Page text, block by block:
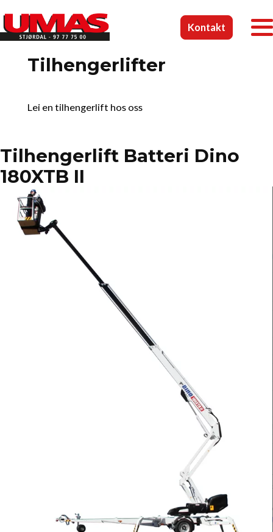
Kontakt
Tilhengerlifter
Lei en tilhengerlift hos oss
Tilhengerlift Batteri Dino
180XTB II